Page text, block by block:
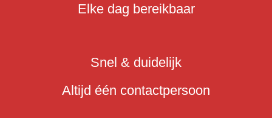
Elke dag bereikbaar
Snel & duidelijk
Altijd één contactpersoon